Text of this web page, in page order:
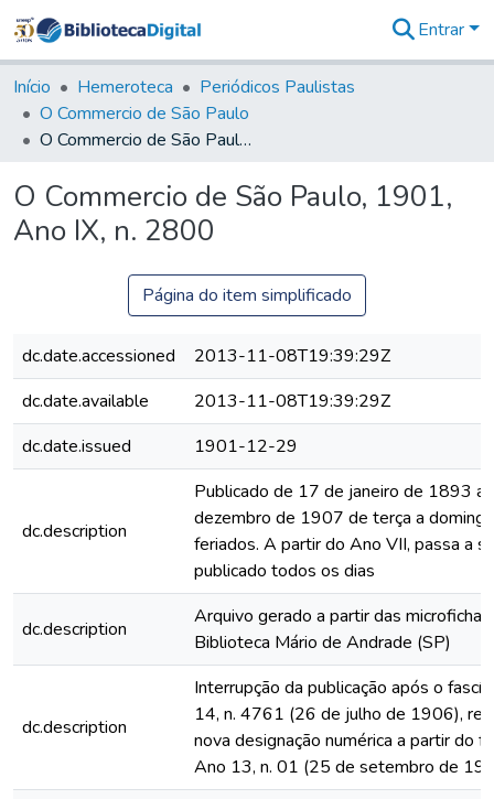
&
Coleções
Tudo na
Biblioteca
Estatísticas
Entrar
Início Hemeroteca
Periódicos Paulistas
O Commercio de São Paulo
O Commercio de São Paulo, 1901, Ano IX, n. 2800
O Commercio de São Paulo, 1901,
Ano IX, n. 2800
Página do item simplificado
dc.date.accessioned
2013-11-08T19:39:29Z
dc.date.available
2013-11-08T19:39:29Z
dc.date.issued
1901-12-29
dc.description
Publicado de 17 de janeiro de 1893 a
dezembro de 1907 de terça a
feriados. A partir do Ano VII, passa a
publicado todos os dias
dc.description
Arquivo gerado a partir das
Biblioteca Mário de Andrade (SP)
dc.description
Interrupção da publicação após o
14, n. 4761 (26 de julho de 1906),
nova designação numérica a partir do
Ano 13, n. 01 (25 de setembro de